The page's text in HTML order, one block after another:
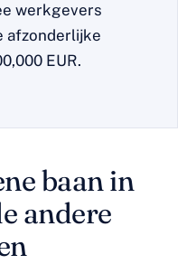
werkgevers
afzonderlijke
EUR.
baan in
andere